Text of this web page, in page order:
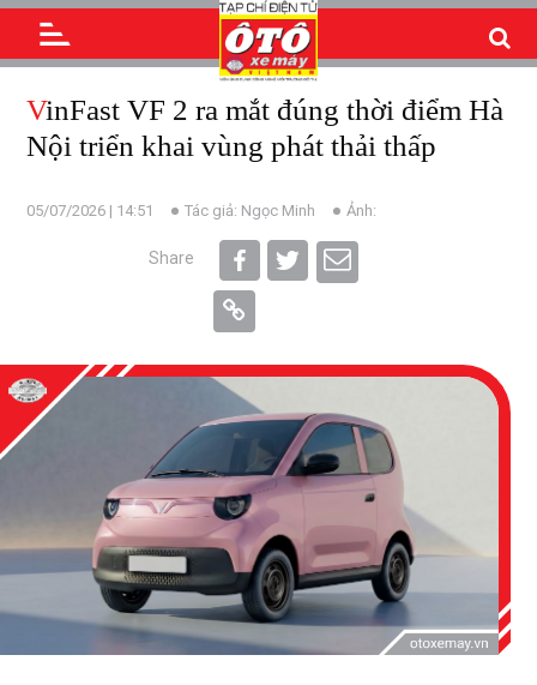
VinFast VF 2 ra mắt đúng thời điểm Hà
Nội triển khai vùng phát thải thấp
05/07/2026 | 14:51 Tác giả: Ngọc Minh Ảnh:
Share